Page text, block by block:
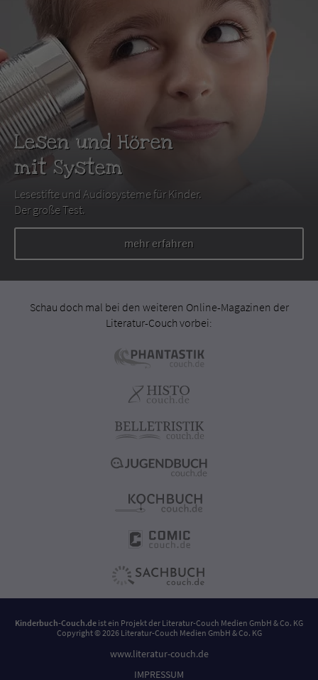
Lesen und Hören
mit System
Lesestifte und Audiosysteme für Kinder.
Der große Test.
mehr erfahren
Schau doch mal bei den weiteren Online-Magazinen der
Literatur-Couch vorbei:
Kinderbuch-Couch.de ist ein Projekt der Literatur-Couch Medien GmbH & Co. KG
Copyright © 2026 Literatur-Couch Medien GmbH & Co. KG
www.literatur-couch.de
IMPRESSUM